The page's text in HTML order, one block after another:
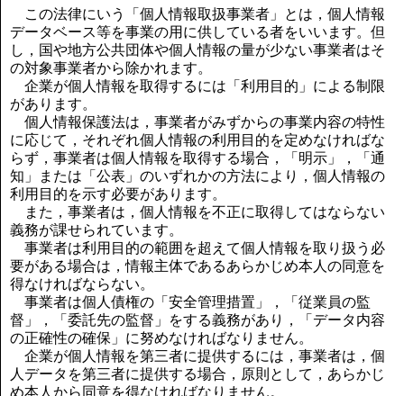
この法律にいう「個人情報取扱事業者」とは，個人情報
データベース等を事業の用に供している者をいいます。但
し，国や地方公共団体や個人情報の量が少ない事業者はそ
の対象事業者から除かれます。
企業が個人情報を取得するには「利用目的」による制限
があります。
個人情報保護法は，事業者がみずからの事業内容の特性
に応じて，それぞれ個人情報の利用目的を定めなければな
らず，事業者は個人情報を取得する場合，「明示」，「通
知」または「公表」のいずれかの方法により，個人情報の
利用目的を示す必要があります。
また，事業者は，個人情報を不正に取得してはならない
義務が課せられています。
事業者は利用目的の範囲を超えて個人情報を取り扱う必
要がある場合は，情報主体であるあらかじめ本人の同意を
得なければならない。
事業者は個人債権の「安全管理措置」，「従業員の監
督」，「委託先の監督」をする義務があり，「データ内容
の正確性の確保」に努めなければなりません。
企業が個人情報を第三者に提供するには，事業者は，個
人データを第三者に提供する場合，原則として，あらかじ
め本人から同意を得なければなりません。